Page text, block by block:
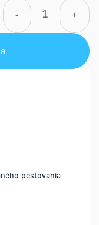
- +
pestovania